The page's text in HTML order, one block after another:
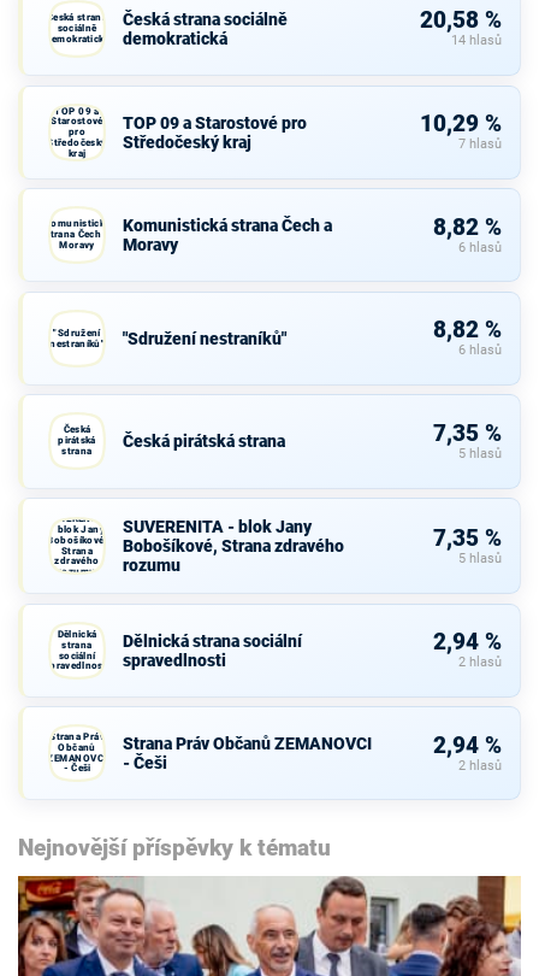
Česká strana
sociálně
demokratická
Česká strana sociálně
demokratická
20,58 %
14 hlasů
TOP 09 a
Starostové
pro
Středočeský
kraj
TOP 09 a Starostové pro
Středočeský kraj
10,29 %
7 hlasů
Komunistická
strana Čech a
Moravy
Komunistická strana Čech a
Moravy
8,82 %
6 hlasů
"Sdružení
nestraníků"
"Sdružení nestraníků" 8,82 %
6 hlasů
Česká
pirátská
strana
Česká pirátská strana 7,35 %
5 hlasů
SUVERENITA
- blok Jany
Bobošíkové,
Strana
zdravého
rozumu
SUVERENITA - blok Jany
Bobošíkové, Strana zdravého
rozumu
7,35 %
5 hlasů
Dělnická
strana
sociální
spravedlnosti
Dělnická strana sociální
spravedlnosti
2,94 %
2 hlasů
Strana Práv
Občanů
ZEMANOVCI
- Češi
Strana Práv Občanů ZEMANOVCI
- Češi
2,94 %
2 hlasů
Nejnovější příspěvky k tématu